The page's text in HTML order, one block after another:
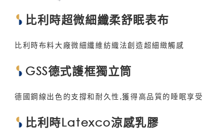
比利時超微細纖柔舒眠表布
比利時布料大廠微細纖維紡織法創造超細緻觸感
GSS德式護框獨立筒
德國鋼線出色的支撐和耐久性,獲得高品質的睡眠享受
比利時Latexco涼感乳膠